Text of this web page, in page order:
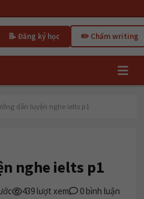
📝 Đăng ký học ✏️ Chấm writing
dẫn luyện nghe ielts p1
nghe ielts p1
439 lượt xem 0 bình luận